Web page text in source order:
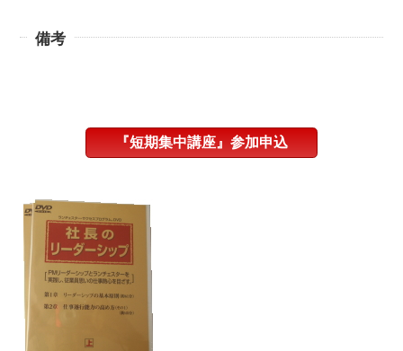
備考
『短期集中講座』参加申込